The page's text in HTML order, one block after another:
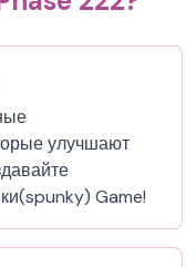
улучшают
Game!